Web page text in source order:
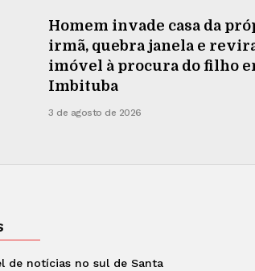
Homem invade casa da
irmã, quebra janela e
imóvel à procura do filho
Imbituba
3 de agosto de 2026
de notícias no sul de Santa